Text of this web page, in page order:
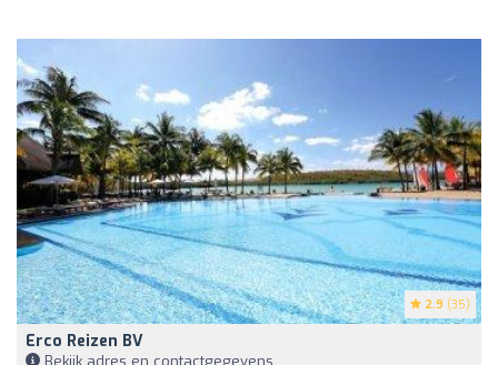
2.9 (35)
Erco Reizen BV
Bekijk adres en contactgegevens